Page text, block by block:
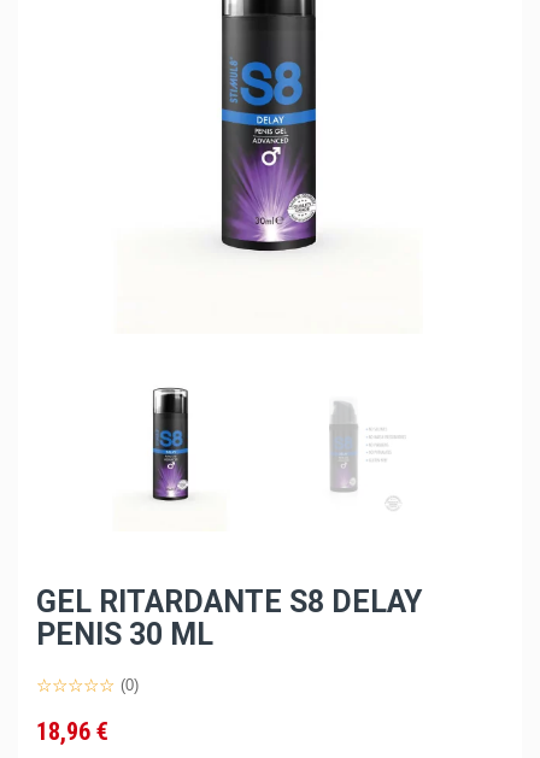
GEL RITARDANTE S8 DELAY
PENIS 30 ML
(0)
18,96 €